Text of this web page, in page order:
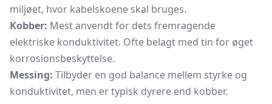
miljøet, hvor kabelskoene skal bruges.
Kobber: Mest anvendt for dets fremragende
elektriske konduktivitet. Ofte belagt med tin for øget
korrosionsbeskyttelse.
Messing: Tilbyder en god balance mellem styrke og
konduktivitet, men er typisk dyrere end kobber.